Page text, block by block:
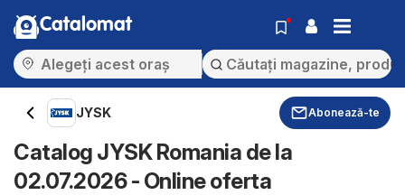
Catalomat
JYSK Abonează-te
Catalog JYSK Romania de la
02.07.2026 - Online oferta